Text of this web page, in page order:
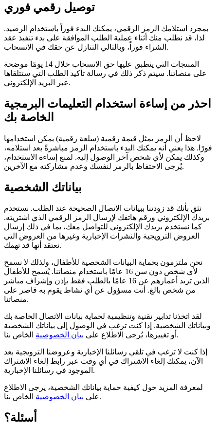
توصيل رقمي فوري
بمجرد استلامك الرمز الرقمي، يمكنك البدء فوراً باستخدام الرصيد.
لذا، قد نطلب منك أثناء عملية الطلب الموافقة على بدء تنفيذ عقد
الشراء فوراً، وبالتالي التنازل عن حقك في الانسحاب.
المنتجات التي ينطبق عليها حق الانسحاب خلال 14 يومًا موضحة
على منصاتنا. سيتم ذكر ذلك في رسالة تأكيد الطلب التي ستتلقاها
عبر البريد الإلكتروني.
احذر من إساءة استخدام التعليمات البرمجية
الخاصة بك
لاحظ أن الرمز يمثل قيمة رقمية (سلعة رقمية) يمكن استخدامها
فورًا. هذا يعني أنه يمكنك البدء باستخدام الرمز مباشرةً بعد استلامه،
وكذلك يمكن لأي شخص آخر الوصول إليه. لمنع إساءة الاستخدام،
يُرجى الاحتفاظ بالرمز لنفسك وعدم مشاركته مع الآخرين.
بياناتك الشخصية
نثق بأنك قد زودتنا ببيانات الاتصال الصحيحة عند الطلب. نستخدم
بريدك الإلكتروني ورقم هاتفك لإرسال الرمز الرقمي الذي اشتريته.
كما نستخدم بريدك الإلكتروني للتواصل معك، بما في ذلك إرسال
العروض الترويجية والنشرات الإخبارية وغيرها من العروض التي
نعتقد أنها قد تهمك.
نحن ملتزمون بحماية البيانات الشخصية للأطفال، ولذلك لا نسمح
لأي شخص دون سن 16 عامًا باستخدام منصاتنا. يُسمح للأطفال
الذين تزيد أعمارهم عن 16 عامًا بالطلب فقط بإذن وإشراف مباشر
من شخص بالغ. أنت مسؤول عن أي نشاط يقوم به قاصر على
منصاتنا.
لقد اتخذنا تدابير تقنية وتنظيمية لحماية بيانات الاتصال الخاصة بك
وبياناتك الشخصية. إذا كنت ترغب في الوصول إلى بياناتك الشخصية
أو تغييرها، يُرجى الاطلاع على بيان الخصوصية الخاص بنا.
إذا كنت لا ترغب في تلقي رسائلنا الإخبارية وعروضنا الترويجية بعد
الآن، يمكنك إلغاء الاشتراك في أي وقت عبر رابط إلغاء الاشتراك
الموجود في رسائلنا الإخبارية.
لمعرفة المزيد حول كيفية حماية بياناتك الشخصية، يرجى الاطلاع
على بيان الخصوصية الخاص بنا.
أسئلة؟